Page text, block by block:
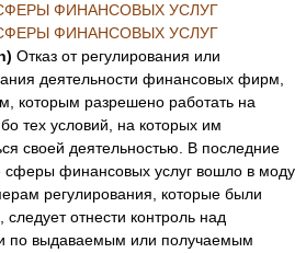
ФИНАНСОВЫХ УСЛУГ
ФИНАНСОВЫХ УСЛУГ
Отказ от регулирования или
деятельности финансовых фирм,
которым разрешено работать на
тех условий, на которых им
своей деятельностью. В последние
сферы финансовых услуг вошло в моду
регулирования, которые были
отнести контроль над
по выдаваемым или получаемым